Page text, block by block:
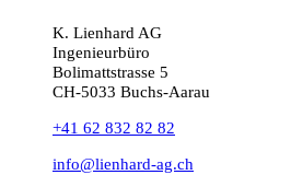
K. Lienhard AG
Ingenieurbüro
Bolimattstrasse 5
CH-5033 Buchs-Aarau
+41 62 832 82 82
info@lienhard-ag.ch